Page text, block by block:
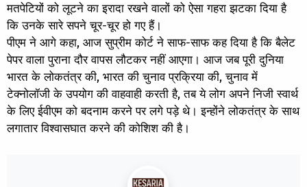
मतपेटियों को लूटने का इरादा रखने वालों को ऐसा गहरा झटका दिया है
कि उनके सारे सपने चूर-चूर हो गए हैं।
पीएम ने आगे कहा, आज सुप्रीम कोर्ट ने साफ-साफ कह दिया है कि बैलेट
पेपर वाला पुराना दौर वापस लौटकर नहीं आएगा। आज जब पूरी दुनिया
भारत के लोकतंत्र की, भारत की चुनाव प्रक्रिया की, चुनाव में
टेक्नोलॉजी के उपयोग की वाहवाही करती है, तब ये लोग अपने निजी स्वार्थ
के लिए ईवीएम को बदनाम करने पर लगे पड़े थे। इन्होंने लोकतंत्र के साथ
लगातार विश्वासघात करने की कोशिश की है।